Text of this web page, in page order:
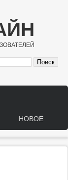
НОВОЕ